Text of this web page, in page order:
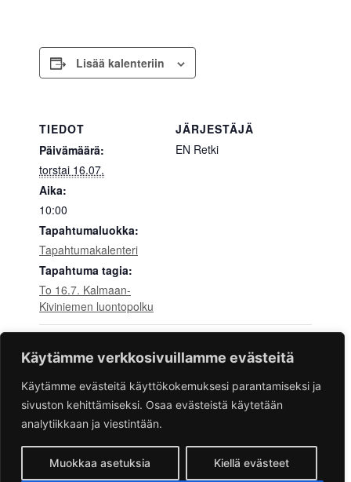
Käytämme verkkosivuillamme evästeitä
Käytämme evästeitä käyttökokemuksesi parantamiseksi ja
sivuston kehittämiseksi. Osaa evästeistä käytetään
analytiikkaan ja viestintään.
Muokkaa asetuksia Kiellä evästeet
Lisää kalenteriin
TIEDOT
Päivämäärä:
torstai 16.07.
Aika:
10:00
Tapahtumaluokka:
Tapahtumakalenteri
Tapahtuma tagia:
To 16.7. Kalmaan-
Kiviniemen luontopolku
JÄRJESTÄJÄ
EN Retki
kaksoiselämä 13.7.
22.7.